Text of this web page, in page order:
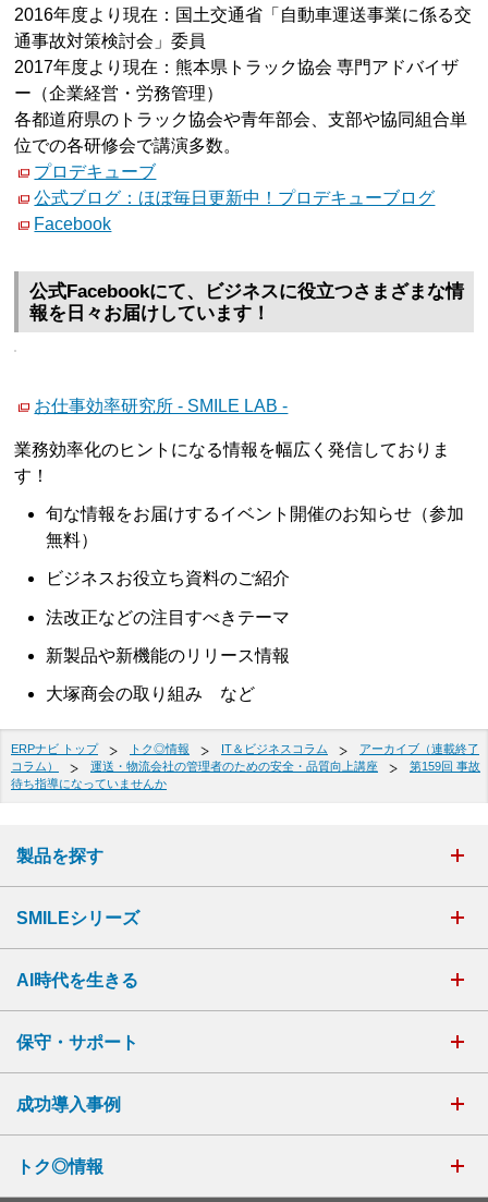
2016年度より現在：国土交通省「自動車運送事業に係る交
通事故対策検討会」委員
2017年度より現在：熊本県トラック協会 専門アドバイザ
ー（企業経営・労務管理）
各都道府県のトラック協会や青年部会、支部や協同組合単
位での各研修会で講演多数。
プロデキューブ
公式ブログ：ほぼ毎日更新中！プロデキューブログ
Facebook
公式Facebookにて、ビジネスに役立つさまざまな情
報を日々お届けしています！
お仕事効率研究所 - SMILE LAB -
業務効率化のヒントになる情報を幅広く発信しておりま
す！
旬な情報をお届けするイベント開催のお知らせ（参加
無料）
ビジネスお役立ち資料のご紹介
法改正などの注目すべきテーマ
新製品や新機能のリリース情報
大塚商会の取り組み など
ERPナビ トップ トク◎情報 IT＆ビジネスコラム
アーカイブ（連載終了
コラム）
運送・物流会社の管理者のための安全・品質向上講座
第159回 事故
待ち指導になっていませんか
製品を探す
SMILEシリーズ
AI時代を生きる
保守・サポート
成功導入事例
トク◎情報